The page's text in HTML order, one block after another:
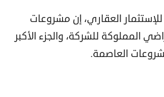
العقاري، إن مشروعات
المملوكة للشركة، والجزء الأكبر
العاصمة.